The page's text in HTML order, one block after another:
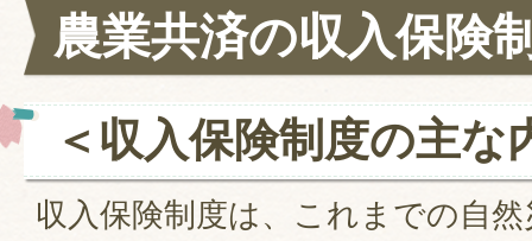
農業共済の収入保険
＜収入保険制度の主な
収入保険制度は、これまでの自